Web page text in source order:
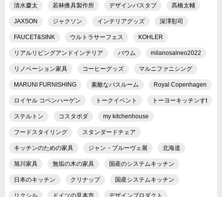
清水慶太 若林佛具製作所 デザインバスタブ 髙橋太輔
JAXSON ジャクソン インテリアグッズ 深澤彰司
FAUCET&SINK ウルトラサーフェス KOHLER
リアルリビングアンドインテリア バウム milanosalneo2022
リノベーション家具 コーヒーグッズ マルニファニシング
MARUNI FURNISHING 素敵なバスルーム Royal Copenhagen
ロイヤル コペンハーゲン トークイベント トーヨーキッチンすt
ステルトン コスタボダ my kitchenhouse
フードスタイリング スタンダードチェア
キッチンのための家具 ジャン・プルーヴェ展 北海道
旭川家具 無垢の木の家具 国産のシステムキッチン
日本のキッチン クリナップ 国産システムキッチン